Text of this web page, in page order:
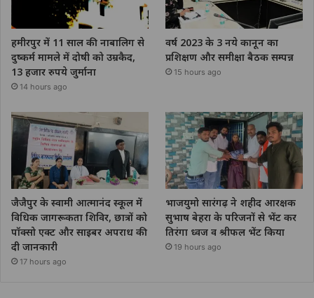
हमीरपुर में 11 साल की नाबालिग से
दुष्कर्म मामले में दोषी को उम्रकैद,
13 हजार रुपये जुर्माना
14 hours ago
वर्ष 2023 के 3 नये कानून का
प्रशिक्षण और समीक्षा बैठक सम्पन्न
15 hours ago
जैजैपुर के स्वामी आत्मानंद स्कूल में
विधिक जागरूकता शिविर, छात्रों को
पॉक्सो एक्ट और साइबर अपराध की
दी जानकारी
17 hours ago
भाजयुमो सारंगढ़ ने शहीद आरक्षक
सुभाष बेहरा के परिजनों से भेंट कर
तिरंगा ध्वज व श्रीफल भेंट किया
19 hours ago